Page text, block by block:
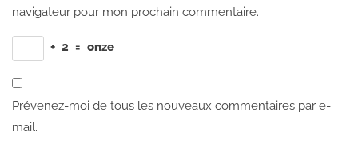
navigateur pour mon prochain commentaire.
+ 2 = onze
Prévenez-moi de tous les nouveaux commentaires par e-
mail.